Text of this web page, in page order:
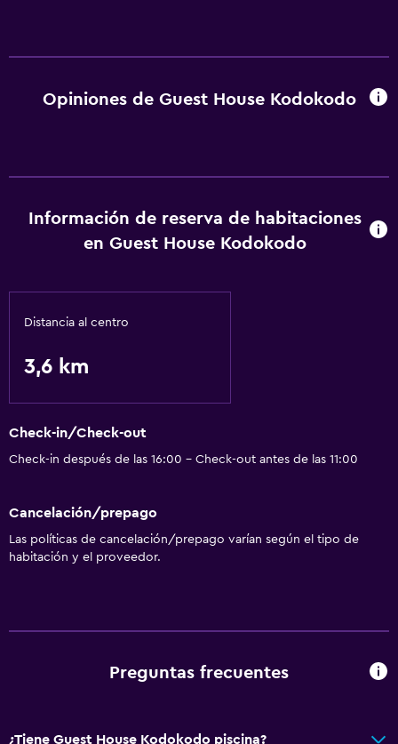
Opiniones de Guest House Kodokodo
Información de reserva de habitaciones
en Guest House Kodokodo
Distancia al centro
3,6 km
Check-in/Check-out
Check-in después de las 16:00 - Check-out antes de las 11:00
Cancelación/prepago
Las políticas de cancelación/prepago varían según el tipo de
habitación y el proveedor.
Preguntas frecuentes
¿Tiene Guest House Kodokodo piscina?